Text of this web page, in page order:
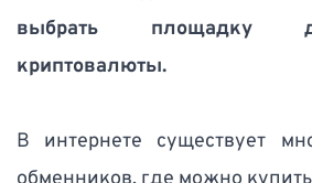
выбрать площадку
криптовалюты.
В интернете существует